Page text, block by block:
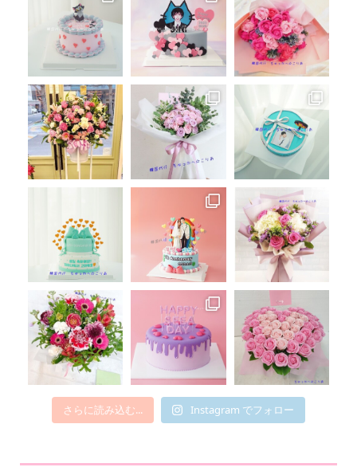
さらに読み込む... Instagram でフォロー